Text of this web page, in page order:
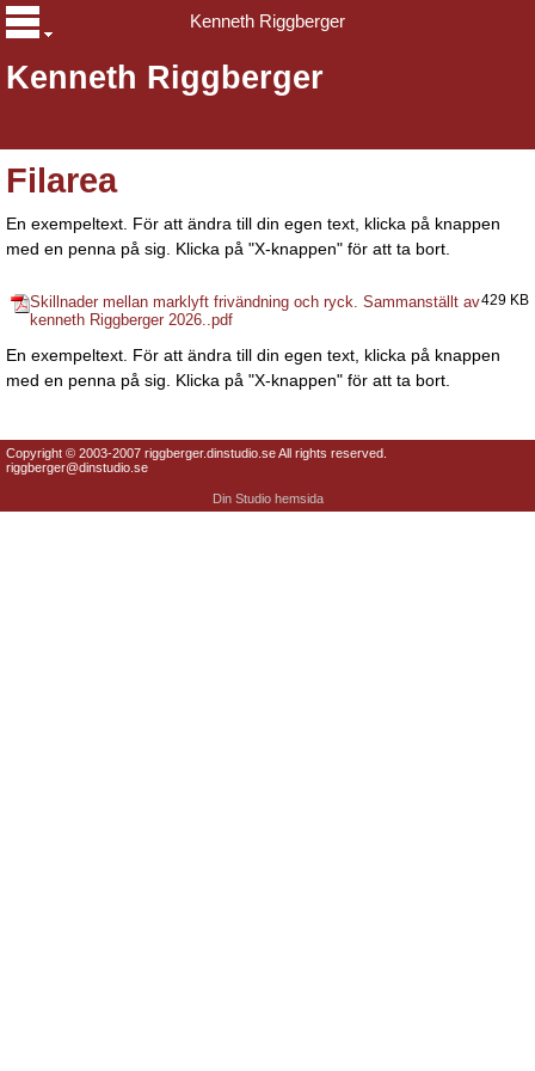
Kenneth Riggberger
Kenneth Riggberger
Filarea
En exempeltext. För att ändra till din egen text, klicka på knappen
med en penna på sig. Klicka på "X-knappen" för att ta bort.
Skillnader mellan marklyft frivändning och ryck. Sammanställt av
kenneth Riggberger 2026..pdf
429 KB
En exempeltext. För att ändra till din egen text, klicka på knappen
med en penna på sig. Klicka på "X-knappen" för att ta bort.
Copyright © 2003-2007 riggberger.dinstudio.se All rights reserved.
riggberger@dinstudio.se
Din Studio hemsida